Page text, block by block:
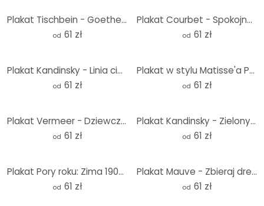
Plakat Tischbein - Goethe w rzymskiej Kampanii
od 61 zł
Plakat Courbet - Spokojne morze
od 61 zł
Plakat Kandinsky - Linia ciągła
od 61 zł
Plakat w stylu Matisse'a Papiers Découpés - Costa
od 61 zł
Plakat Vermeer - Dziewczyna z perłą w uszach
od 61 zł
Plakat Kandinsky - Zielony i czerwony
od 61 zł
Plakat Pory roku: Zima 1900 - Mucha
od 61 zł
Plakat Mauve - Zbieraj drewno
od 61 zł